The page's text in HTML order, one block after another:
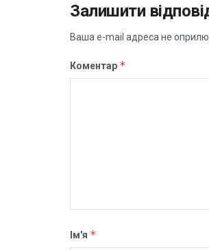
Залишити
Ваша e-mail адреса не
Коментар *
Ім'я *